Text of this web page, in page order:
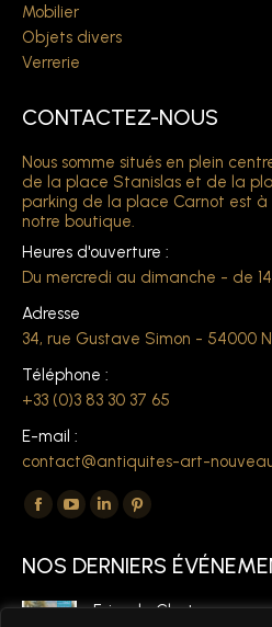
Mobilier
Objets divers
Verrerie
CONTACTEZ-NOUS
Nous somme situés en plein
de la place Stanislas et de la
parking de la place Carnot est à
notre boutique.
Heures d'ouverture :
Du mercredi au dimanche - de
Adresse
34, rue Gustave Simon - 54000
Téléphone :
+33 (0)3 83 30 37 65
E-mail :
contact@antiquites-art-
Trouvez nous sur :
La
Facebook
s'ouvre
La
YouTube
s'ouvre
La
LinkedIn
s'ouvre
La
Pinterest
s'ouvre
NOS DERNIERS
Foire de Chatou